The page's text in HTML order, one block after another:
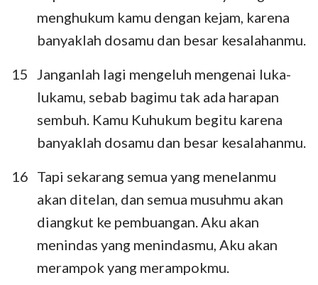
1 2 3 4 5 6
8
9 10 11 12 13
14
15
16 17 18 19
menghukum kamu dengan kejam, karena
banyaklah dosamu dan besar kesalahanmu.
15
Janganlah lagi mengeluh mengenai luka-
lukamu, sebab bagimu tak ada harapan
sembuh. Kamu Kuhukum begitu karena
banyaklah dosamu dan besar kesalahanmu.
16 Tapi sekarang semua yang menelanmu
akan ditelan, dan semua musuhmu akan
diangkut ke pembuangan. Aku akan
menindas yang menindasmu, Aku akan
merampok yang merampokmu.